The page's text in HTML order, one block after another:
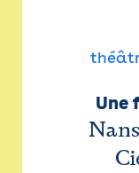
Une